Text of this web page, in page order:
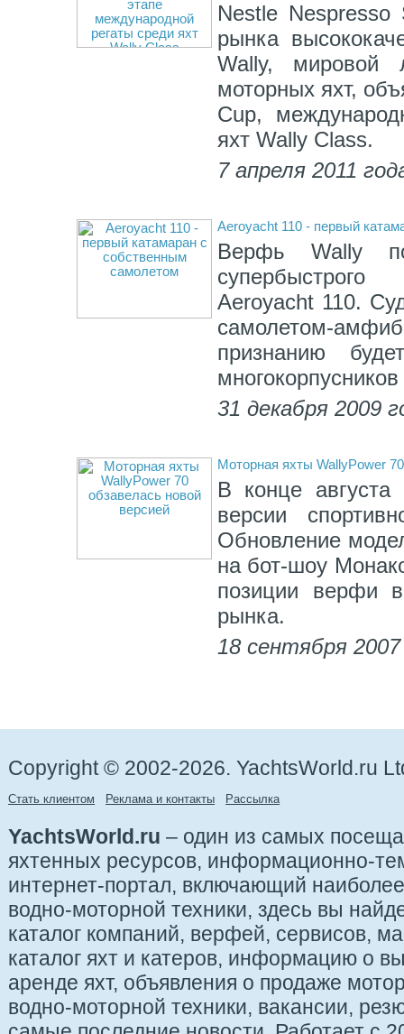
Nestle Nespresso
рынка
Wally, мировой
моторных яхт,
Cup,
яхт Wally Class.
7 апреля 2011
Aeroyacht 110 - первый
Верфь Wally
Aeroyacht 110.
самолетом-
признанию
31 декабря 2009
Моторная яхты WallyPower
В конце августа
версии
Обновление
на бот-шоу
позиции верфи в
рынка.
18 сентября 2007
Copyright © 2002-2026. YachtsWorld.ru
Стать клиентом Реклама и контакты Рассылка
YachtsWorld.ru – один из самых
яхтенных ресурсов, информационно-
интернет-портал, включающий
водно-моторной техники, здесь вы
каталог компаний, верфей, сервисов,
каталог яхт и катеров, информацию о
аренде яхт, объявления о продаже
водно-моторной техники, вакансии,